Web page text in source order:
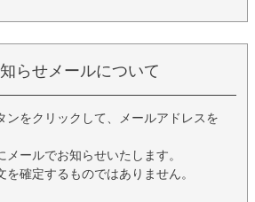
らせメールについて
ンをクリックして、メールアドレスを
ールでお知らせいたします。
確定するものではありません。